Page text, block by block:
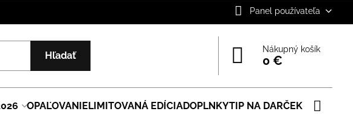
Panel používateľa
Hľadať
Nákupný košík
0 €
OPAĽOVANIELIMITOVANÁ EDÍCIADOPLNKYTIP NA DARČEK